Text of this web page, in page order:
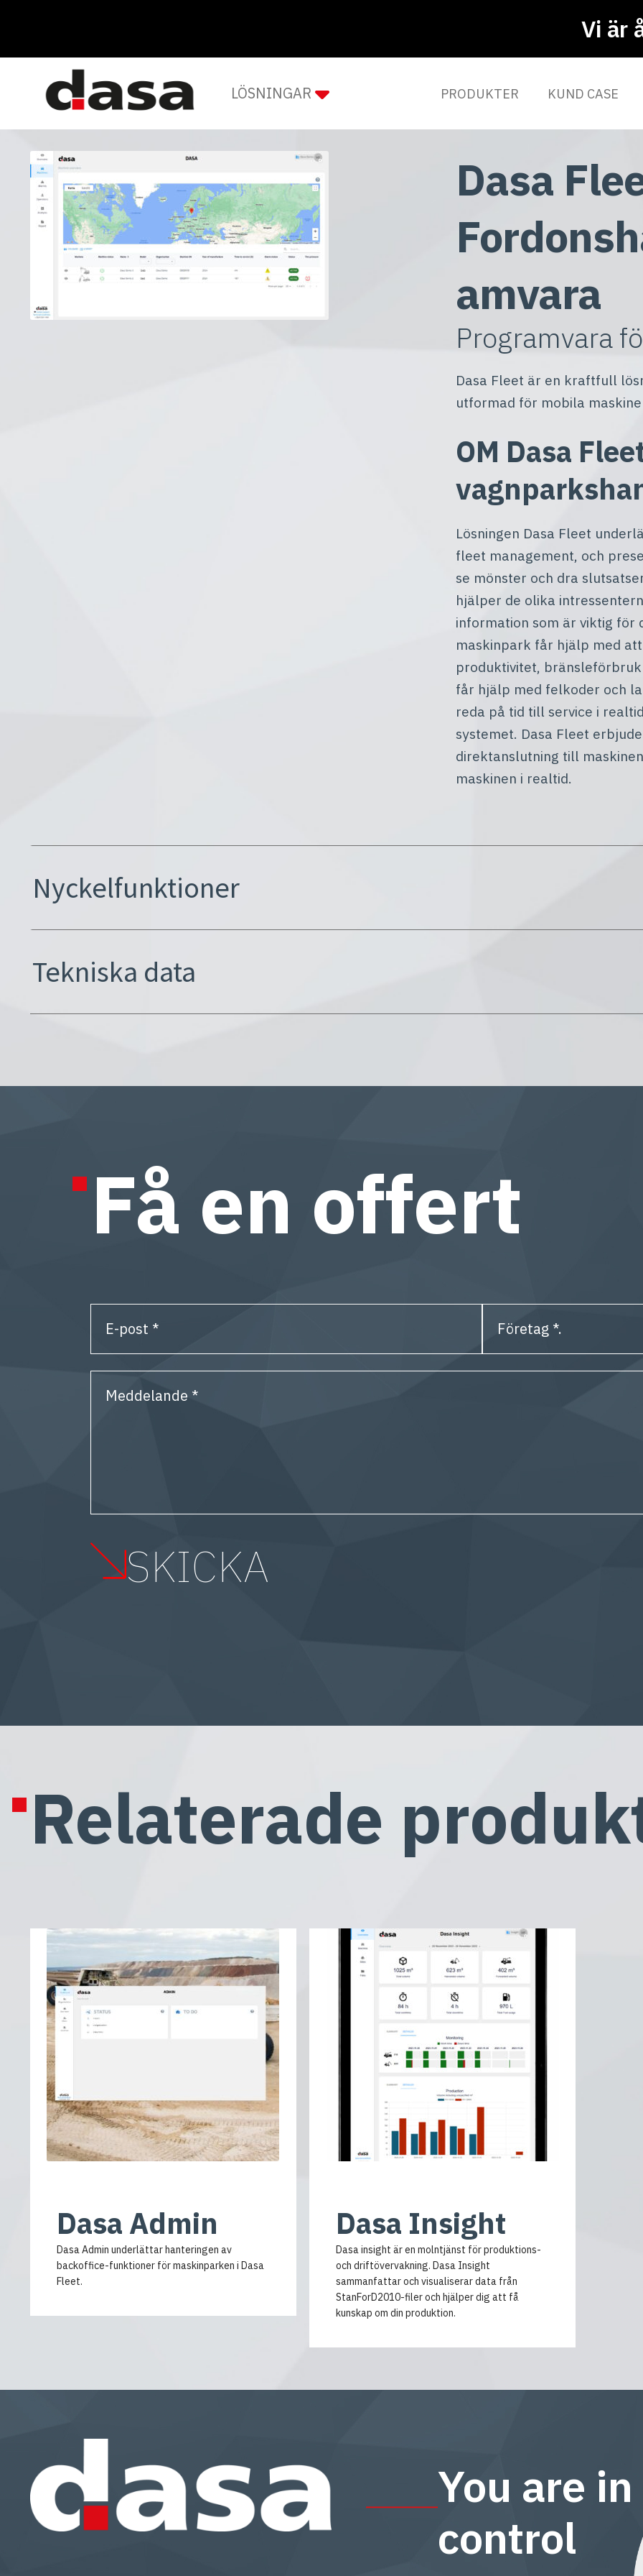
Vi är
LÖSNINGAR PRODUKTER KUND CASE
Dasa
amvara
Programvara
Dasa Fleet är en kraftfull
utformad för mobila
OM Dasa
Lösningen Dasa Fleet
fleet management, och
se mönster och dra
hjälper de olika
information som är viktig för
maskinpark får hjälp med
produktivitet,
får hjälp med felkoder och
reda på tid till service i
systemet. Dasa Fleet
direktanslutning till
maskinen i realtid.
Nyckelfunktioner
Tekniska data
Få en offert
Relaterade
Dasa Admin
Dasa Admin underlättar hanteringen av
backoffice-funktioner för maskinparken i Dasa
Fleet.
Dasa Insight
Dasa insight är en molntjänst för produktions-
och driftövervakning. Dasa Insight
sammanfattar och visualiserar data från
StanForD2010-filer och hjälper dig att få
kunskap om din produktion.
You are in
control